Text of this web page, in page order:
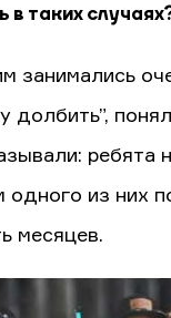
таких
занимались
долбить”,
ребята
одного из них
месяцев.